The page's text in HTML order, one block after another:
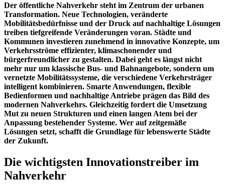
Der öffentliche Nahverkehr steht im Zentrum der urbanen
Transformation. Neue Technologien, veränderte
Mobilitätsbedürfnisse und der Druck auf nachhaltige Lösungen
treiben tiefgreifende Veränderungen voran. Städte und
Kommunen investieren zunehmend in innovative Konzepte, um
Verkehrsströme effizienter, klimaschonender und
bürgerfreundlicher zu gestalten. Dabei geht es längst nicht
mehr nur um klassische Bus- und Bahnangebote, sondern um
vernetzte Mobilitätssysteme, die verschiedene Verkehrsträger
intelligent kombinieren. Smarte Anwendungen, flexible
Bedienformen und nachhaltige Antriebe prägen das Bild des
modernen Nahverkehrs. Gleichzeitig fordert die Umsetzung
Mut zu neuen Strukturen und einen langen Atem bei der
Anpassung bestehender Systeme. Wer auf zeitgemäße
Lösungen setzt, schafft die Grundlage für lebenswerte Städte
der Zukunft.
Die wichtigsten Innovationstreiber im
Nahverkehr